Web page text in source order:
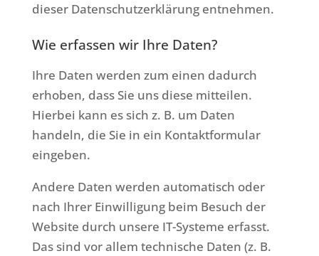
dieser Datenschutzerklärung entnehmen.
Wie erfassen wir Ihre Daten?
Ihre Daten werden zum einen dadurch
erhoben, dass Sie uns diese mitteilen.
Hierbei kann es sich z. B. um Daten
handeln, die Sie in ein Kontaktformular
eingeben.
Andere Daten werden automatisch oder
nach Ihrer Einwilligung beim Besuch der
Website durch unsere IT-Systeme erfasst.
Das sind vor allem technische Daten (z. B.